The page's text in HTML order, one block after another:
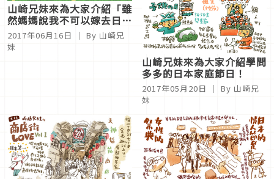
山崎兄妹來為大家介紹「雖
然媽媽說我不可以嫁去日
本」
2017年06月16日
｜ By 山崎兄
妹
山崎兄妹來為大家介紹學問
多多的日本家庭節日！
2017年05月20日
｜ By 山崎兄
妹